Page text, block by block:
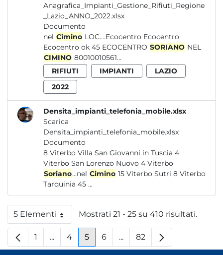
Anagrafica_Impianti_Gestione_Rifiuti_Regione
_Lazio_ANNO_2022.xlsx
Documento
nel Cimino LOC....Ecocentro Ecocentro
Ecocentro ok 45 ECOCENTRO SORIANO NEL
CIMINO 80010010561...
RIFIUTI
IMPIANTI
LAZIO
2022
Densita_impianti_telefonia_mobile.xlsx
Scarica
Densita_impianti_telefonia_mobile.xlsx
Documento
8 Viterbo Villa San Giovanni in Tuscia 4
Viterbo San Lorenzo Nuovo 4 Viterbo
Soriano...nel Cimino 15 Viterbo Sutri 8 Viterbo
Tarquinia 45 ...
5 ElementiPer paginaMostrati 21 - 25 su 410 risultati.
Pagina
1 ...Pagine intermedie
Pagina
4 Pagina
5 Pagina
6 ...Pagine intermedie
Pagina
82